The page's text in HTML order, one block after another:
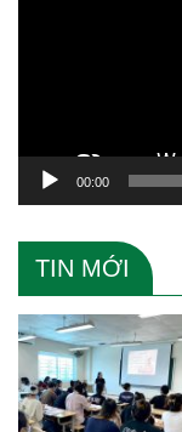
00:00
TIN MỚI